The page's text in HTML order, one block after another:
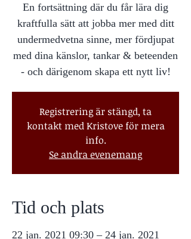
En fortsättning där du får lära dig
kraftfulla sätt att jobba mer med ditt
undermedvetna sinne, mer fördjupat
med dina känslor, tankar & beteenden
- och därigenom skapa ett nytt liv!
Registrering är stängd, ta
kontakt med Kristove för mera
info.
Se andra evenemang
Tid och plats
22 jan. 2021 09:30 – 24 jan. 2021